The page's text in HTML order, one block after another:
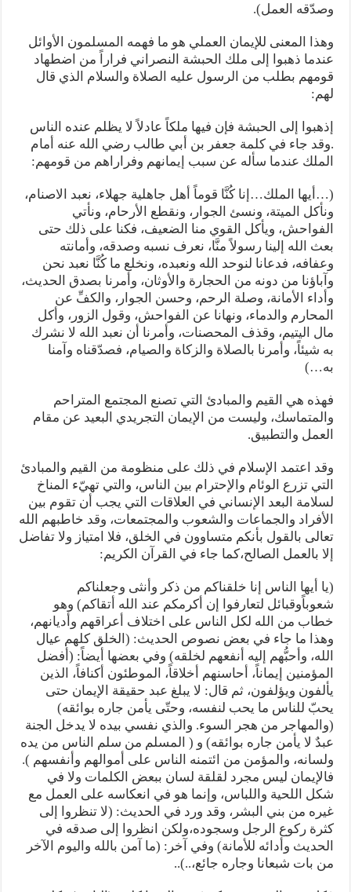
وصدّقه العمل).
وهذا المعنى للإيمان العملي هو ما فهمه المسلمون الأوائل
عندما ذهبوا إلى ملك الحبشة النصراني فراراً من اضطهاد
قومهم بطلب من الرسول عليه الصلاة والسلام الذي قال
لهم:
إذهبوا إلى الحبشة فإن فيها ملكاً عادلاً لا يظلم عنده الناس
.وقد جاء في كلمة جعفر بن أبي طالب رضي الله عنه أمام
الملك عندما سأله عن سبب إيمانهم وفراراهم من قومهم:
(…أيها الملك…إنا كُنَّا قوماً أهل جاهلية جهلاء، نعبد الاصنام،
ونأكل الميتة، ونسئ الجوار، ونقطع الأرحام، ونأتي
الفواحش، ويأكل القوي منا الضعيف، فكنا على ذلك حتى
بعث الله إلينا رسولاً منَّا، نعرف نسبه وصدقه، وأمانته
وعفافه، فدعانا لنوحد الله ونعبده، ونخلع ما كُنَّا نعبد نحن
وآباؤنا من دونه من الحجارة والأوثان، وأمرنا بصدق الحديث،
وأداء الأمانة، وصلة الرحم، وحسن الجوار، والكفِّ عن
المحارم والدماء، ونهانا عن الفواحش، وقول الزور، وأكل
مال اليتيم، وقذف المحصنات، وأمرنا أن نعبد الله لا نشرك
به شيئاً، وأمرنا بالصلاة والزكاة والصيام، فصدّقناه وآمنا
به…)
فهذه هي القيم والمبادئ التي تصنع المجتمع المتراحم
والمتماسك، وليست من الإيمان التجريدي البعيد عن مقام
العمل والتطبيق.
وقد اعتمد الإسلام في ذلك على منظومة من القيم والمبادئ
التي تزرع الوئام والإحترام بين الناس، والتي تهيّء المناخ
لسلامة البعد الإنساني في العلاقات التي يجب أن تقوم بين
الأفراد والجماعات والشعوب والمجتمعات، وقد خاطبهم الله
تعالى بالقول بأنكم متساوون في الخلق، فلا امتياز ولا تفاضل
إلا بالعمل الصالح،كما جاء في القرآن الكريم:
(يا أيها الناس إنا خلقناكم من ذكر وأنثى وجعلناكم
شعوباًوقبائل لتعارفوا إن أكرمكم عند الله أتقاكم) وهو
خطاب من الله لكل الناس على اختلاف أعراقهم وأديانهم،
وهذا ما جاء في بعض نصوص الحديث: (الخلق كلهم عيال
الله، وأحبُّهم إليه أنفعهم لخلقه) وفي بعضها أيضاً: (أفضل
المؤمنين إيماناً، أحاسنهم أخلاقاً، الموطئون أكنافاً، الذين
يألفون ويؤلفون، ثم قال: لا يبلغ عبد حقيقة الإيمان حتى
يحبّ للناس ما يحب لنفسه، وحتّى يأمن جاره بوائقه)
(والمهاجر من هجر السوء. والذي نفسي بيده لا يدخل الجنة
عبدٌ لا يأمن جاره بوائقه) و ( المسلم من سلم الناس من يده
ولسانه، والمؤمن من ائتمنه الناس على أموالهم وأنفسهم ).
فالإيمان ليس مجرد لقلقة لسان ببعض الكلمات ولا في
شكل اللحية واللباس، وإنما هو في انعكاسه على العمل مع
غيره من بني البشر، وقد ورد في الحديث: (لا تنظروا إلى
كثرة ركوع الرجل وسجوده،ولكن انظروا إلى صدقه في
الحديث وأدائه للأمانة) وفي آخر: (ما آمن بالله واليوم الآخر
من بات شبعانا وجاره جائع،..)..